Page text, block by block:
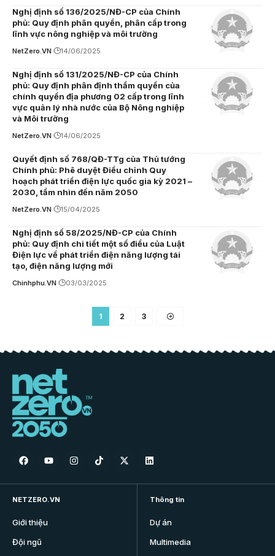
Nghị định số 136/2025/NĐ-CP của Chính
phủ: Quy định phân quyền, phân cấp trong
lĩnh vực nông nghiệp và môi trường
NetZero.VN 14/06/2025
Nghị định số 131/2025/NĐ-CP của Chính
phủ: Quy định phân định thẩm quyền của
chính quyền địa phương 02 cấp trong lĩnh
vực quản lý nhà nước của Bộ Nông nghiệp
và Môi trường
NetZero.VN 14/06/2025
Quyết định số 768/QĐ-TTg của Thủ tướng
Chính phủ: Phê duyệt Điều chỉnh Quy
hoạch phát triển điện lực quốc gia kỳ 2021 –
2030, tầm nhìn đến năm 2050
NetZero.VN 15/04/2025
Nghị định số 58/2025/NĐ-CP của Chính
phủ: Quy định chi tiết một số điều của Luật
Điện lực về phát triển điện năng lượng tái
tạo, điện năng lượng mới
Chinhphu.VN 03/03/2025
1 2 3
NETZERO.VN
Giới thiệu
Đội ngũ
Thông tin
Dự án
Multimedia